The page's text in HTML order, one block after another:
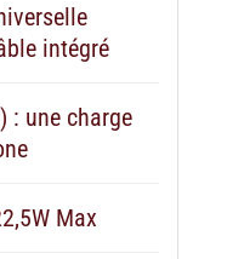
intégré
: une charge
Max